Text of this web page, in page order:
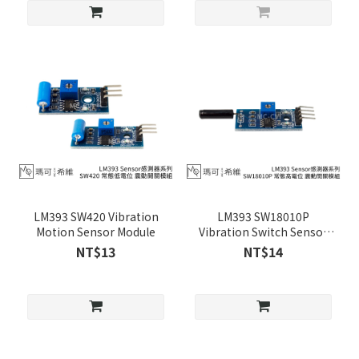
LM393 SW420 Vibration
Motion Sensor Module
NT$13
LM393 SW18010P
Vibration Switch Sensor
Module
NT$14